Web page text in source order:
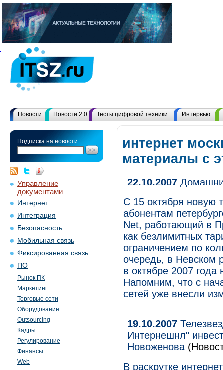
Новости Новости 2.0 Тесты цифровой техники Интервью
Подписка на новости:
Управление
документами
Интернет
Интеграция
Безопасность
Мобильная связь
Фиксированная связь
ПО
Рынок ПК
Маркетинг
Торговые сети
Оборудование
Outsourcing
Кадры
Регулирование
Финансы
Web
интернет
материалы с
22.10.2007
С 15 октября новую
абонентам
Net, работающий в
как безлимитных
ограничением по
очередь, в Невском
в октябре 2007 года
Напомним, что с
сетей уже внесли
19.10.2007
Интернешнл"
Новоженова
В раскрутке